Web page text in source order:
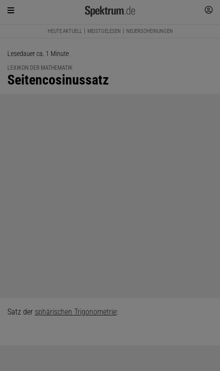
HEUTE AKTUELL MEISTGELESEN NEUERSCHEINUNGEN
Lesedauer ca. 1 Minute
LEXIKON DER MATHEMATIK
:
Seitencosinussatz
Satz der sphärischen Trigonometrie: